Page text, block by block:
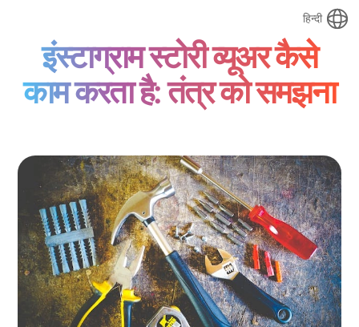
हिन्दी
इंस्टाग्राम स्टोरी व्यूअर कैसे
काम करता है: तंत्र को समझना